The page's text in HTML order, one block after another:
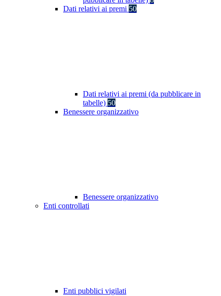
Dati relativi ai premi 50
Dati relativi ai premi (da pubblicare in
tabelle) 50
Benessere organizzativo
Benessere organizzativo
Enti controllati
Enti pubblici vigilati